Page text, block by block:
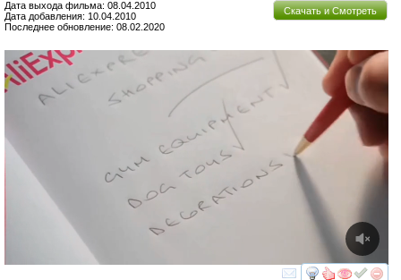
Скачать и Смотреть
Дата выхода фильма: 08.04.2010
Дата добавления: 10.04.2010
Последнее обновление: 08.02.2020